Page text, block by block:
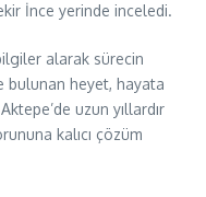
İnce yerinde inceledi.
alarak sürecin
bulunan heyet, hayata
uzun yıllardır
kalıcı çözüm